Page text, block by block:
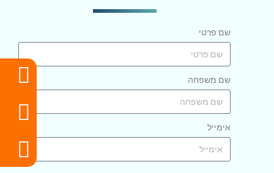
שם פרטי
שם משפחה
אימייל